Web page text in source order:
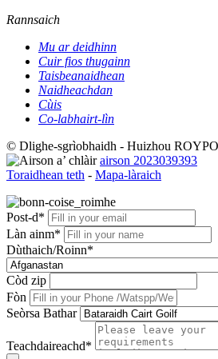
Rannsaich
Mu ar deidhinn
Cuir fios thugainn
Taisbeanaidhean
Naidheachdan
Cùis
Co-labhairt-lìn
© Dlighe-sgrìobhaidh - Huizhou
airson 2023039393
Toraidhean teth - Mapa-làraich
Post-d*
Làn ainm*
Dùthaich/Roinn*
Còd zip
Fòn
Seòrsa Bathar
Teachdaireachd*